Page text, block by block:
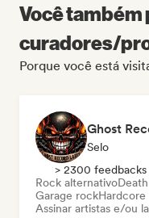
Você
curadores/
Porque você está
Ghost
Selo
> 2300 feedbacks
Rock alternativo
Garage rockHardcore
Assinar artistas e/ou